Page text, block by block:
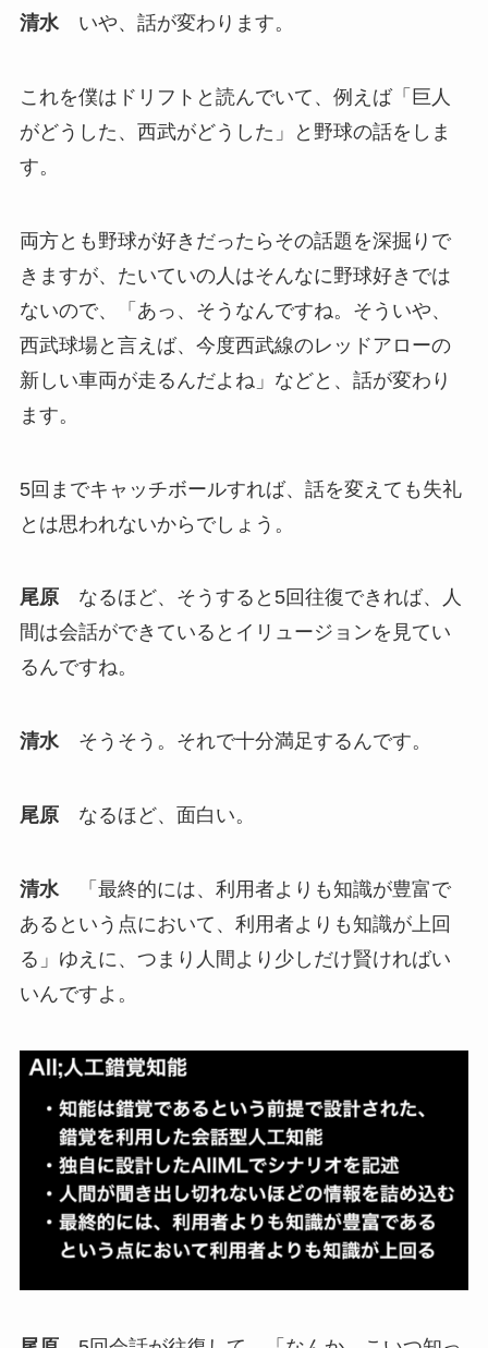
清水いや、話が変わります。
これを僕はドリフトと読んでいて、例えば「巨人
がどうした、西武がどうした」と野球の話をしま
す。
両方とも野球が好きだったらその話題を深掘りで
きますが、たいていの人はそんなに野球好きでは
ないので、「あっ、そうなんですね。そういや、
西武球場と言えば、今度西武線のレッドアローの
新しい車両が走るんだよね」などと、話が変わり
ます。
5回までキャッチボールすれば、話を変えても失礼
とは思われないからでしょう。
尾原なるほど、そうすると5回往復できれば、人
間は会話ができているとイリュージョンを見てい
るんですね。
清水そうそう。それで十分満足するんです。
尾原なるほど、面白い。
清水「最終的には、利用者よりも知識が豊富で
あるという点において、利用者よりも知識が上回
る」ゆえに、つまり人間より少しだけ賢ければい
いんですよ。